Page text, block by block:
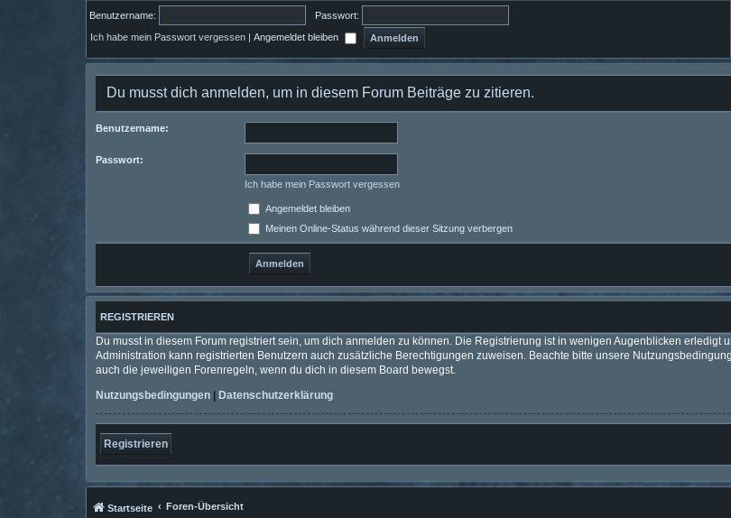
Benutzername: Passwort:
Ich habe mein Passwort vergessen Angemeldet bleiben
Du musst dich anmelden, um in diesem Forum Beiträge zu zitieren.
Benutzername:
Passwort:
Ich habe mein Passwort vergessen
Angemeldet bleiben
Meinen Online-Status während dieser Sitzung verbergen
REGISTRIEREN
Du musst in diesem Forum registriert sein, um dich anmelden zu können. Die Registrierung ist in wenigen Augenblicken erledigt
Administration kann registrierten Benutzern auch zusätzliche Berechtigungen zuweisen. Beachte bitte unsere
auch die jeweiligen Forenregeln, wenn du dich in diesem Board bewegst.
Nutzungsbedingungen
Datenschutzerklärung
Registrieren
Startseite Foren-Übersicht